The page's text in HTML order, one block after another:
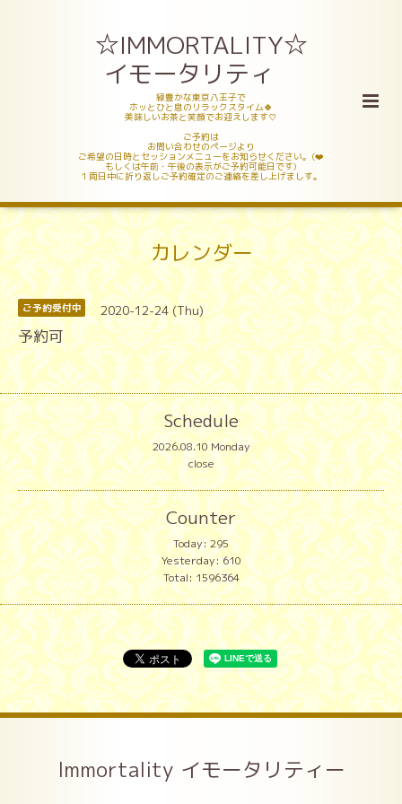
☆IMMORTALITY☆
イモータリティ
緑豊かな東京八王子で
ホッとひと息のリラックスタイム🍀
美味しいお茶と笑顔でお迎えします♡
ご予約は
お問い合わせのページより
ご希望の日時とセッションメニューをお知らせください。(❤️
もしくは午前・午後の表示がご予約可能日です)
１両日中に折り返しご予約確定のご連絡を差し上げましす。
カレンダー
ご予約受付中 2020-12-24 (Thu)
予約可
Schedule
2026.08.10 Monday
close
Counter
Today:295
Yesterday:610
Total:1596364
Immortality イモータリティー